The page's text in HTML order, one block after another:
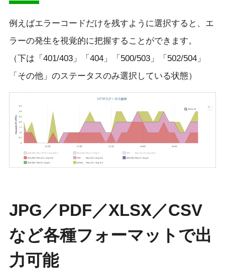
例えばエラーコードだけを残すように選択すると、エ
ラーの発生を視覚的に把握することができます。
（下は「401/403」「404」「500/503」「502/504」
「その他」のステータスのみ選択している状態）
JPG／PDF／XLSX／CSV
など各種フォーマットで出
力可能